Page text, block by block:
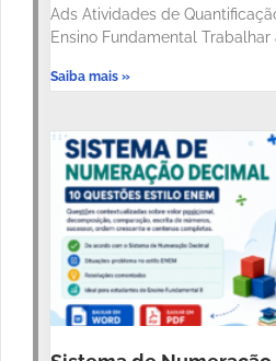
Ads Atividades de
Ensino Fundamental
Saiba mais »